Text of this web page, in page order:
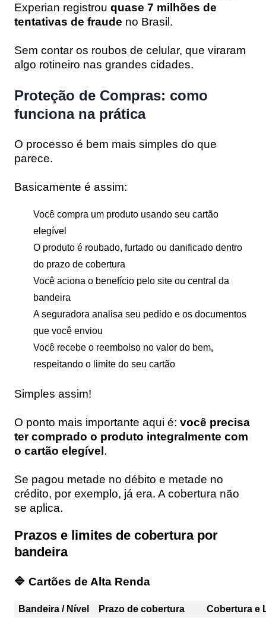
Experian registrou quase 7 milhões de
tentativas de fraude no Brasil.
Sem contar os roubos de celular, que viraram
algo rotineiro nas grandes cidades.
Proteção de Compras: como
funciona na prática
O processo é bem mais simples do que
parece.
Basicamente é assim:
Você compra um produto usando seu cartão
elegível
O produto é roubado, furtado ou danificado dentro
do prazo de cobertura
Você aciona o benefício pelo site ou central da
bandeira
A seguradora analisa seu pedido e os documentos
que você enviou
Você recebe o reembolso no valor do bem,
respeitando o limite do seu cartão
Simples assim!
O ponto mais importante aqui é: você precisa
ter comprado o produto integralmente com
o cartão elegível.
Se pagou metade no débito e metade no
crédito, por exemplo, já era. A cobertura não
se aplica.
Prazos e limites de cobertura por
bandeira
🔷 Cartões de Alta Renda
Bandeira / Nível Prazo de cobertura Cobertura e